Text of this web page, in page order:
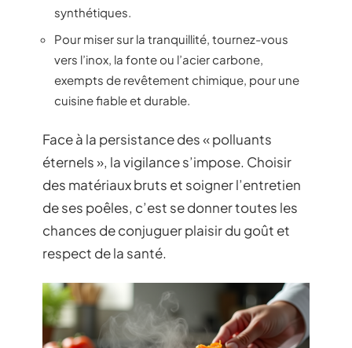
synthétiques.
Pour miser sur la tranquillité, tournez-vous
vers l’inox, la fonte ou l’acier carbone,
exempts de revêtement chimique, pour une
cuisine fiable et durable.
Face à la persistance des « polluants
éternels », la vigilance s’impose. Choisir
des matériaux bruts et soigner l’entretien
de ses poêles, c’est se donner toutes les
chances de conjuguer plaisir du goût et
respect de la santé.